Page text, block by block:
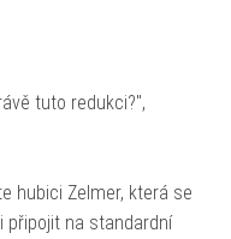
tuto redukci?",
hubici Zelmer, která se
připojit na standardní